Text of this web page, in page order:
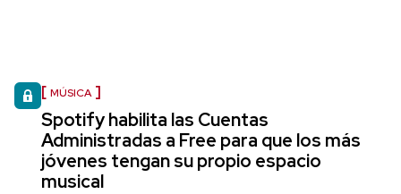
MÚSICA
Spotify habilita las Cuentas
Administradas a Free para que los más
jóvenes tengan su propio espacio
musical